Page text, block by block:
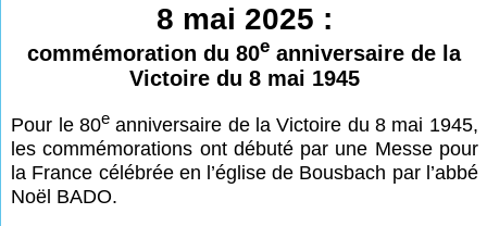
8 mai 2025 :
commémoration du 80e anniversaire de la
Victoire du 8 mai 1945
Pour le 80eanniversaire de la Victoire du 8 mai 1945,
les commémorations ont débuté par une Messe pour
la France célébrée en l’église de Bousbach par l’abbé
Noël BADO.